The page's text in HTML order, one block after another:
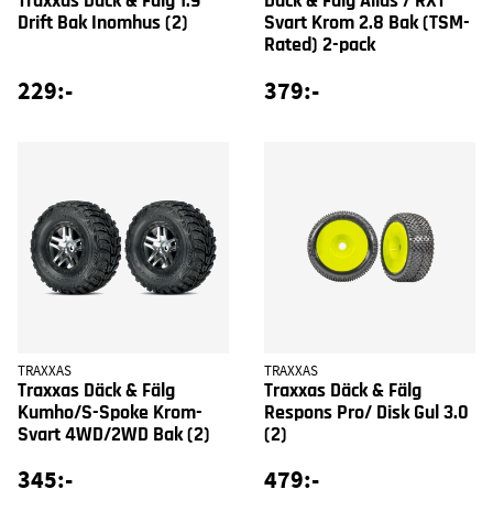
Drift Bak Inomhus (2)
229:-
Svart Krom 2.8 Bak (TSM-
Rated) 2-pack
379:-
TRAXXAS
Traxxas Däck & Fälg
Kumho/S-Spoke Krom-
Svart 4WD/2WD Bak (2)
345:-
TRAXXAS
Traxxas Däck & Fälg
Respons Pro/ Disk Gul 3.0
(2)
479:-